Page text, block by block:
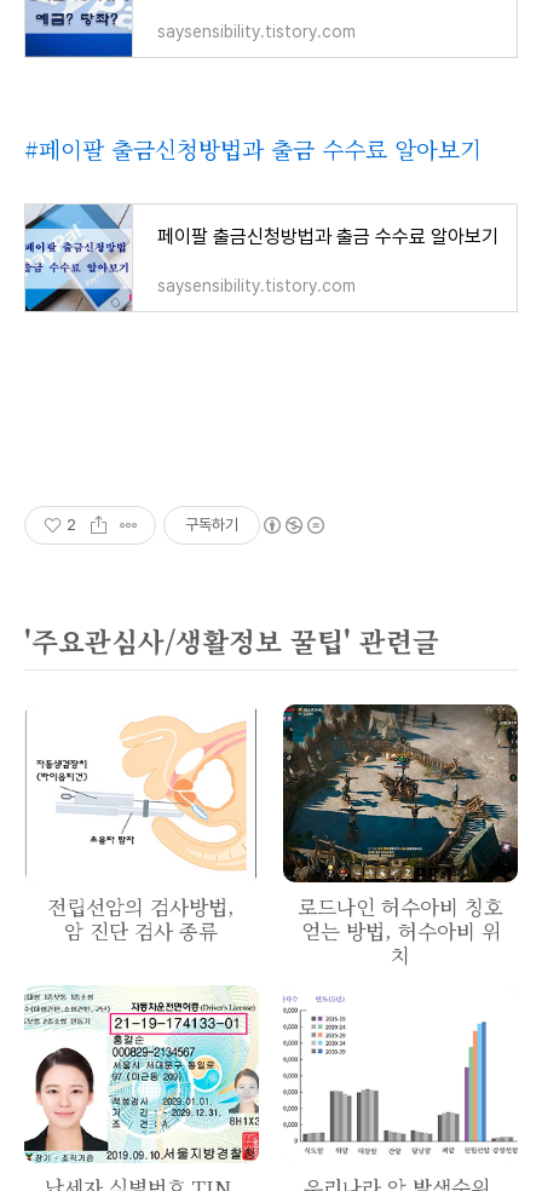
saysensibility.tistory.com
#페이팔 출금신청방법과 출금 수수료 알아보기
페이팔 출금신청방법과 출금 수수료 알아보기
saysensibility.tistory.com
2 구독하기
'주요관심사/생활정보 꿀팁' 관련글
전립선암의 검사방법,
암 진단 검사 종류
로드나인 허수아비 칭호
얻는 방법, 허수아비 위
치